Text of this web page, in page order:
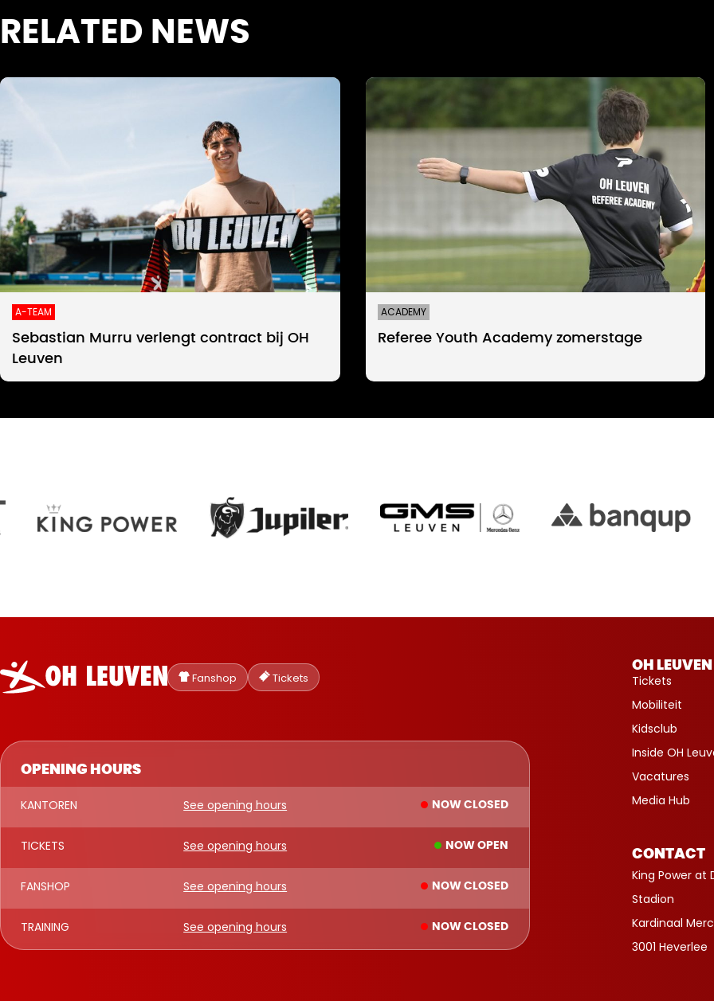
RELATED NEWS
A-TEAM
Sebastian Murru verlengt contract bij OH
Leuven
ACADEMY
Referee Youth Academy zomerstage
Oud-
Heverlee
Leuven
Fanshop Tickets
OPENING HOURS
KANTOREN See opening hours NOW CLOSED
TICKETS See opening hours NOW OPEN
FANSHOP See opening hours NOW CLOSED
TRAINING See opening hours NOW CLOSED
OH LEUVEN
Tickets
Mobiliteit
Kidsclub
Inside OH
Vacatures
Media Hub
CONTACT
King Power at
Stadion
Kardinaal
3001 Heverlee